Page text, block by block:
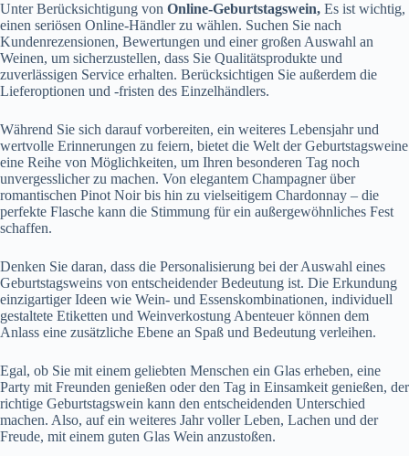
Unter Berücksichtigung von Online-Geburtstagswein, Es ist wichtig,
einen seriösen Online-Händler zu wählen. Suchen Sie nach
Kundenrezensionen, Bewertungen und einer großen Auswahl an
Weinen, um sicherzustellen, dass Sie Qualitätsprodukte und
zuverlässigen Service erhalten. Berücksichtigen Sie außerdem die
Lieferoptionen und -fristen des Einzelhändlers.
Während Sie sich darauf vorbereiten, ein weiteres Lebensjahr und
wertvolle Erinnerungen zu feiern, bietet die Welt der Geburtstagsweine
eine Reihe von Möglichkeiten, um Ihren besonderen Tag noch
unvergesslicher zu machen. Von elegantem Champagner über
romantischen Pinot Noir bis hin zu vielseitigem Chardonnay – die
perfekte Flasche kann die Stimmung für ein außergewöhnliches Fest
schaffen.
Denken Sie daran, dass die Personalisierung bei der Auswahl eines
Geburtstagsweins von entscheidender Bedeutung ist. Die Erkundung
einzigartiger Ideen wie Wein- und Essenskombinationen, individuell
gestaltete Etiketten und Weinverkostung Abenteuer können dem
Anlass eine zusätzliche Ebene an Spaß und Bedeutung verleihen.
Egal, ob Sie mit einem geliebten Menschen ein Glas erheben, eine
Party mit Freunden genießen oder den Tag in Einsamkeit genießen, der
richtige Geburtstagswein kann den entscheidenden Unterschied
machen. Also, auf ein weiteres Jahr voller Leben, Lachen und der
Freude, mit einem guten Glas Wein anzustoßen.